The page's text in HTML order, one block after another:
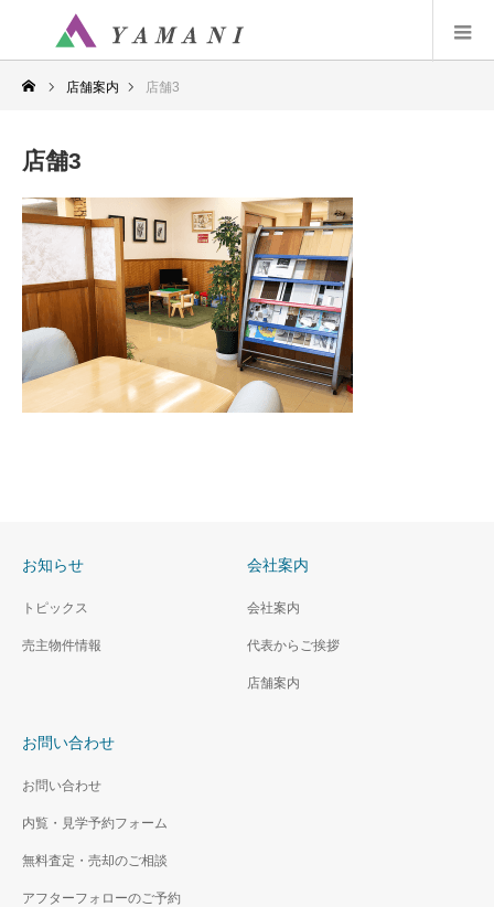
店舗案内 店舗3
店舗3
お知らせ
トピックス
売主物件情報
会社案内
会社案内
代表からご挨拶
店舗案内
お問い合わせ
お問い合わせ
内覧・見学予約フォーム
無料査定・売却のご相談
アフターフォローのご予約